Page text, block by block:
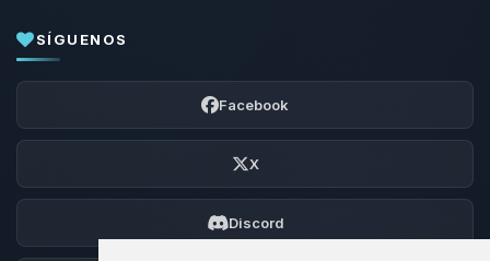
SÍGUENOS
Facebook
X
Discord